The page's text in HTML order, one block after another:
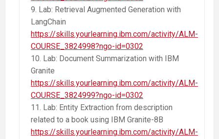
Lab: Retrieval Augmented Generation with
LangChain
https://skills.yourlearning.ibm.com/activity/ALM-
COURSE_3824998?ngo-id=0302
Lab: Document Summarization with IBM
Granite
https://skills.yourlearning.ibm.com/activity/ALM-
COURSE_3824999?ngo-id=0302
Lab: Entity Extraction from description
related to a book using IBM Granite-8B
https://skills.yourlearning.ibm.com/activity/ALM-